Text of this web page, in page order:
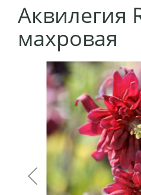
Аквилегия
махровая